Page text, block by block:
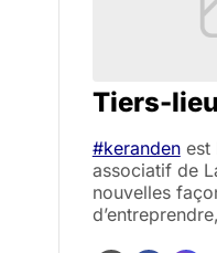
Tiers-
#keranden est
associatif de
nouvelles